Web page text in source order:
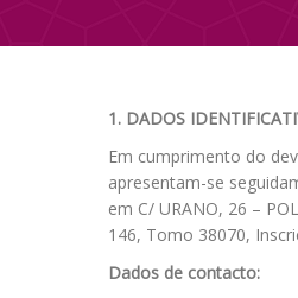
1. DADOS
Em cumprimento do
apresentam-se
em C/ URANO, 26 –
146, Tomo 38070,
Dados de contacto: